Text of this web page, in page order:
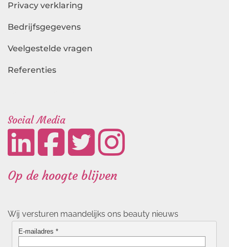
Privacy verklaring
Bedrijfsgegevens
Veelgestelde vragen
Referenties
Social Media
Op de hoogte blijven
Wij versturen maandelijks ons beauty nieuws